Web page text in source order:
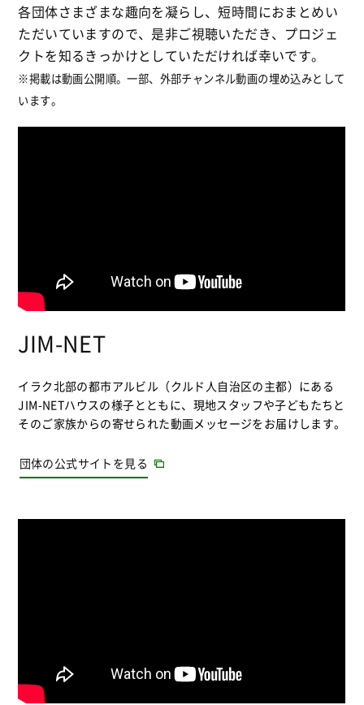
各団体さまざまな趣向を凝らし、短時間におまとめい
ただいていますので、是非ご視聴いただき、プロジェ
クトを知るきっかけとしていただければ幸いです。
※掲載は動画公開順。一部、外部チャンネル動画の埋め込みとして
います。
JIM-NET
イラク北部の都市アルビル（クルド人自治区の主都）にある
JIM-NETハウスの様子とともに、現地スタッフや子どもたちと
そのご家族からの寄せられた動画メッセージをお届けします。
団体の公式サイトを見る